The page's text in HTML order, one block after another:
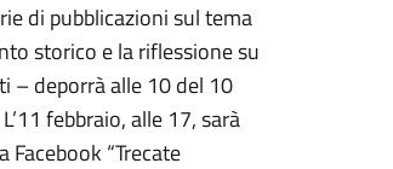
di pubblicazioni sul tema
storico e la riflessione su
– deporrà alle 10 del 10
febbraio, alle 17, sarà
“Trecate